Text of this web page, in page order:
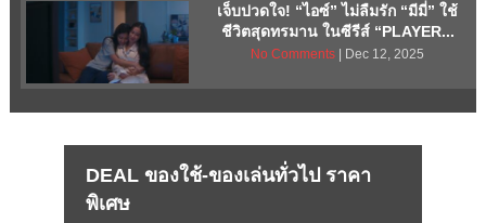
เจ็บปวดใจ! “ไอซ์” ไม่ลืมรัก “มีมี่” ใช้
ชีวิตสุดทรมาน ในซีรีส์ “PLAYER...
No Comments | Dec 12, 2025
DEAL ของใช้-ของเล่นทั่วไป ราคา
พิเศษ